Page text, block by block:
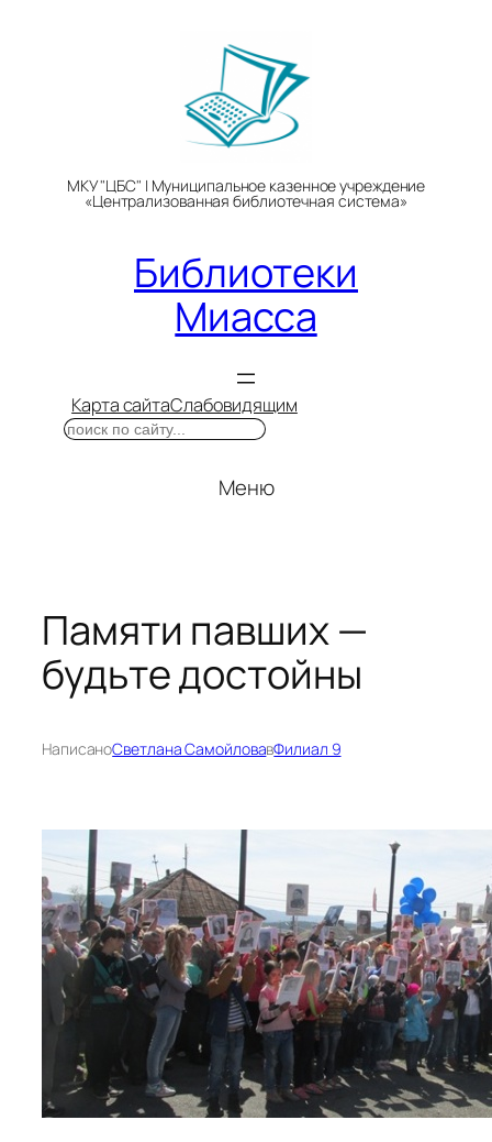
МКУ "ЦБС" | Муниципальное казенное учреждение
«Централизованная библиотечная система»
Библиотеки
Миасса
Карта сайтаСлабовидящим
Поиск
Меню
Памяти павших —
будьте достойны
НаписаноСветлана СамойловавФилиал 9